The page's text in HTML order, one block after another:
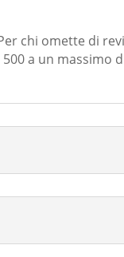
chi omette di
a un massimo